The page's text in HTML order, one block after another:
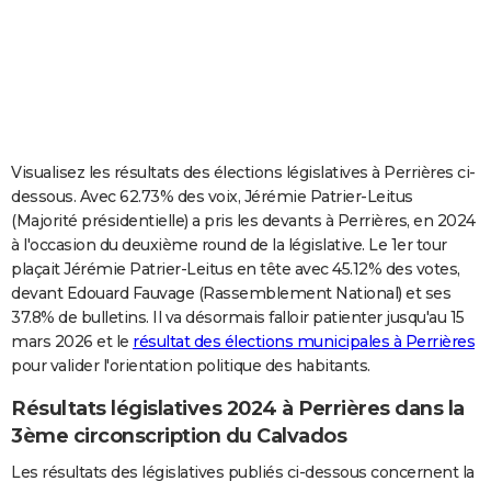
Carte de Noël
Carte Bonne année
Carte Saint-Valentin
Carte Pâques
Carte d'anniversaire
DICTIONNAIRE
Dictionnaire
Biographies
Citations
Expressions
Proverbes
PROGRAMME TV
COPAINS D'AVANT
S'inscrire
Se connecter
Lycées
Collèges
Primaires
Universités
Entreprises
Service militaire
Avis de recherche
AVIS DE DÉCÈS
Visualisez les résultats des élections législatives à Perrières ci-
dessous. Avec 62.73% des voix, Jérémie Patrier-Leitus
(Majorité présidentielle) a pris les devants à Perrières, en 2024
à l'occasion du deuxième round de la législative. Le 1er tour
plaçait Jérémie Patrier-Leitus en tête avec 45.12% des votes,
devant Edouard Fauvage (Rassemblement National) et ses
37.8% de bulletins. Il va désormais falloir patienter jusqu'au 15
mars 2026 et le résultat des élections municipales à Perrières
pour valider l'orientation politique des habitants.
Résultats législatives 2024 à Perrières dans la
3ème circonscription du Calvados
Les résultats des législatives publiés ci-dessous concernent la